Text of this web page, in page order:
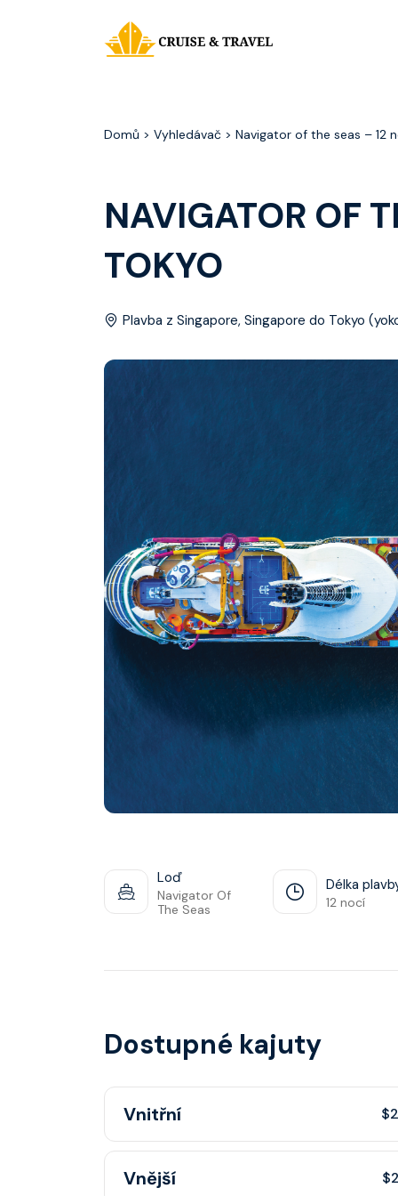
Domů > Vyhledávač > Navigator of the seas – 12
NAVIGATOR OF
TOKYO
Plavba z Singapore, Singapore do Tokyo
Loď
Navigator Of
The Seas
Délka
12 nocí
Dostupné kajuty
Vnitřní
Vnitřní kajuta poskytuje pohovku, fén,
sprchou, šatnu, nastavitelnou klimatizaci,
Vnější